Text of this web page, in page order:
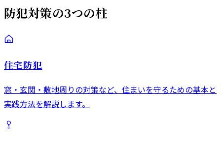
防犯対策の3つの柱
住宅防犯
窓・玄関・敷地周りの対策など、住まいを守るための基本と
実践方法を解説します。